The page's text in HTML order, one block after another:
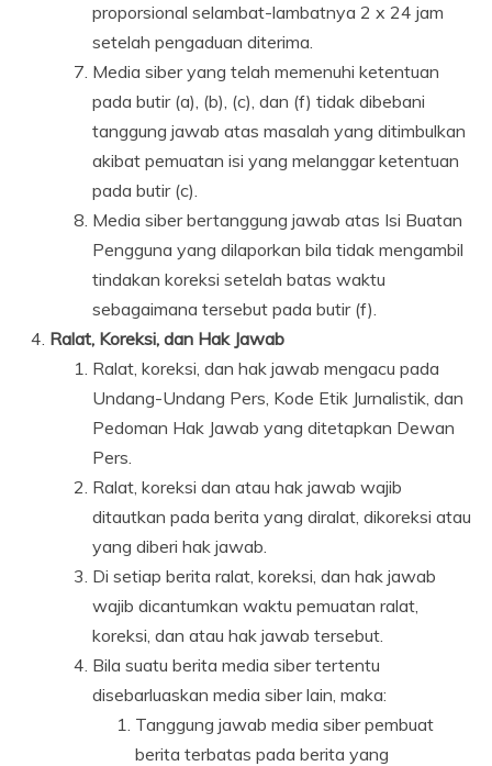
proporsional selambat-lambatnya 2 x 24 jam
setelah pengaduan diterima.
Media siber yang telah memenuhi ketentuan
pada butir (a), (b), (c), dan (f) tidak dibebani
tanggung jawab atas masalah yang ditimbulkan
akibat pemuatan isi yang melanggar ketentuan
pada butir (c).
Media siber bertanggung jawab atas Isi Buatan
Pengguna yang dilaporkan bila tidak mengambil
tindakan koreksi setelah batas waktu
sebagaimana tersebut pada butir (f).
Ralat, Koreksi, dan Hak Jawab
Ralat, koreksi, dan hak jawab mengacu pada
Undang-Undang Pers, Kode Etik Jurnalistik, dan
Pedoman Hak Jawab yang ditetapkan Dewan
Pers.
Ralat, koreksi dan atau hak jawab wajib
ditautkan pada berita yang diralat, dikoreksi atau
yang diberi hak jawab.
Di setiap berita ralat, koreksi, dan hak jawab
wajib dicantumkan waktu pemuatan ralat,
koreksi, dan atau hak jawab tersebut.
Bila suatu berita media siber tertentu
disebarluaskan media siber lain, maka:
Tanggung jawab media siber pembuat
berita terbatas pada berita yang